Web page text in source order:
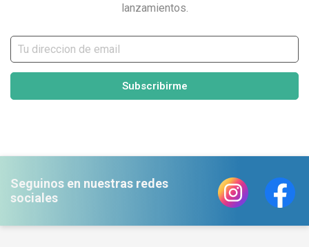
lanzamientos.
Subscribirme
Seguinos en nuestras redes
sociales